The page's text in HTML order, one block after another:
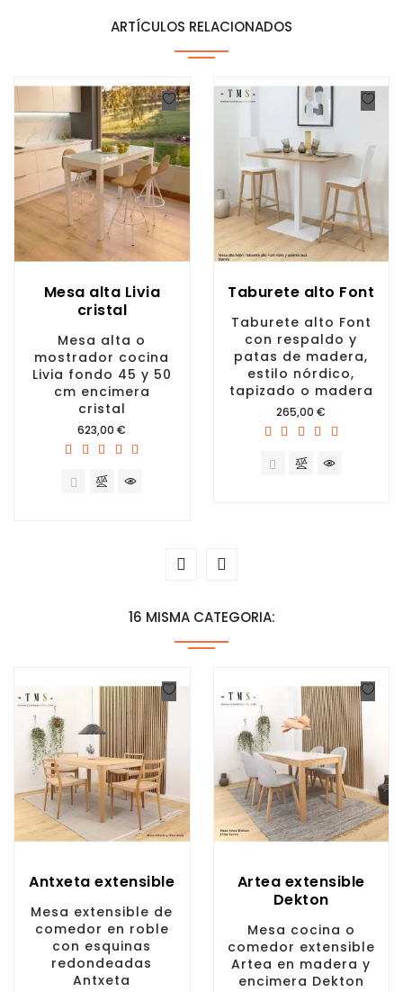
ARTÍCULOS RELACIONADOS
Mesa alta Livia
cristal
Mesa alta o
mostrador cocina
Livia fondo 45 y 50
cm encimera
cristal
Precio
623,00 €
Taburete alto Font
Taburete alto Font
con respaldo y
patas de madera,
estilo nórdico,
tapizado o madera
Precio
265,00 €
16 MISMA CATEGORIA:
Antxeta extensible
Mesa extensible de
comedor en roble
con esquinas
redondeadas
Antxeta
Artea extensible
Dekton
Mesa cocina o
comedor extensible
Artea en madera y
encimera Dekton